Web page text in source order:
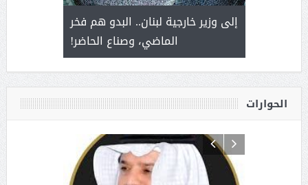
سلمان
إلى وزير خارجية لبنان.. البدو هم فخر
الماضي، وصناع الحاضر!
يحمل
من عشق
الحوارات